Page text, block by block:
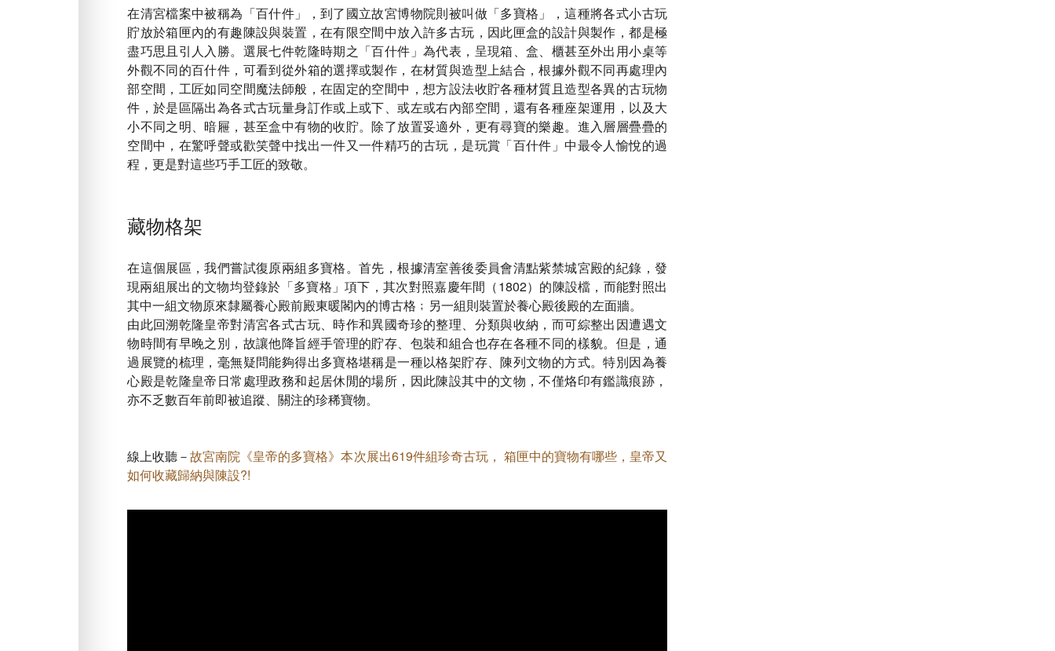
在清宮檔案中被稱為「百什件」，到了國立故宮博物院則被叫做「多寶格」，這種將各式小古玩
貯放於箱匣內的有趣陳設與裝置，在有限空間中放入許多古玩，因此匣盒的設計與製作，都是極
盡巧思且引人入勝。選展七件乾隆時期之「百什件」為代表，呈現箱、盒、櫃甚至外出用小桌等
外觀不同的百什件，可看到從外箱的選擇或製作，在材質與造型上結合，根據外觀不同再處理內
部空間，工匠如同空間魔法師般，在固定的空間中，想方設法收貯各種材質且造型各異的古玩物
件，於是區隔出為各式古玩量身訂作或上或下、或左或右內部空間，還有各種座架運用，以及大
小不同之明、暗屜，甚至盒中有物的收貯。除了放置妥適外，更有尋寶的樂趣。進入層層疊疊的
空間中，在驚呼聲或歡笑聲中找出一件又一件精巧的古玩，是玩賞「百什件」中最令人愉悅的過
程，更是對這些巧手工匠的致敬。
藏物格架
在這個展區，我們嘗試復原兩組多寶格。首先，根據清室善後委員會清點紫禁城宮殿的紀錄，發
現兩組展出的文物均登錄於「多寶格」項下，其次對照嘉慶年間（1802）的陳設檔，而能對照出
其中一組文物原來隸屬養心殿前殿東暖閣內的博古格﹔另一組則裝置於養心殿後殿的左面牆。
由此回溯乾隆皇帝對清宮各式古玩、時作和異國奇珍的整理、分類與收納，而可綜整出因遭遇文
物時間有早晚之別，故讓他降旨經手管理的貯存、包裝和組合也存在各種不同的樣貌。但是，通
過展覽的梳理，毫無疑問能夠得出多寶格堪稱是一種以格架貯存、陳列文物的方式。特別因為養
心殿是乾隆皇帝日常處理政務和起居休閒的場所，因此陳設其中的文物，不僅烙印有鑑識痕跡，
亦不乏數百年前即被追蹤、關注的珍稀寶物。
線上收聽－故宮南院《皇帝的多寶格》本次展出619件組珍奇古玩， 箱匣中的寶物有哪些，皇帝又
如何收藏歸納與陳設?!